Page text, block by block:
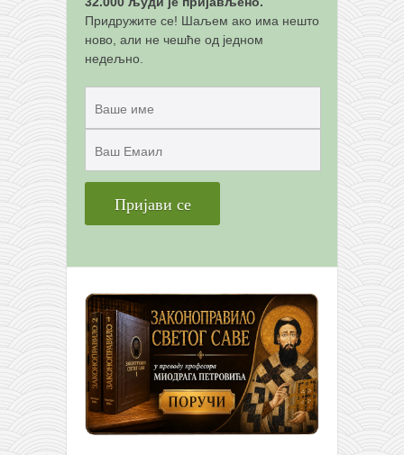
Придружите се! Шаљем ако има нешто
ново, али не чешће од једном
недељно.